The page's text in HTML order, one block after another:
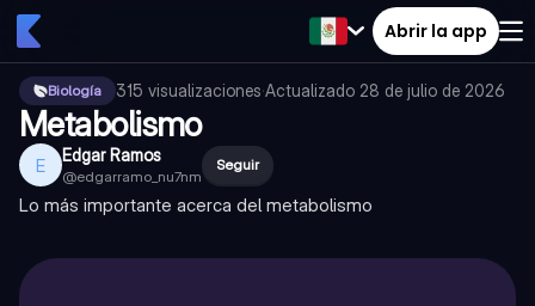
Abrir la app
Biología 315 visualizaciones·Actualizado 28 de julio de 2026
Metabolismo
E Edgar Ramos
@edgarramo_nu7nm
Seguir
Lo más importante acerca del metabolismo